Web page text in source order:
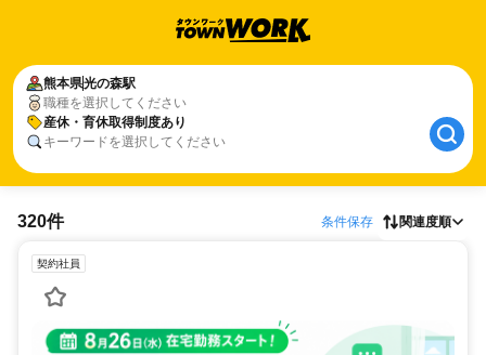
熊本県光の森駅
職種を選択してください
産休・育休取得制度あり
キーワードを選択してください
320件 条件保存 関連度順
契約社員